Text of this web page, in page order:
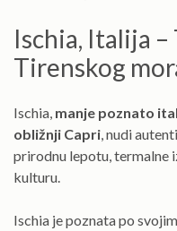
Ischia, Italija –
Tirenskog
Ischia, manje poznato
obližnji Capri, nudi
prirodnu lepotu, termalne
kulturu.
Ischia je poznata po